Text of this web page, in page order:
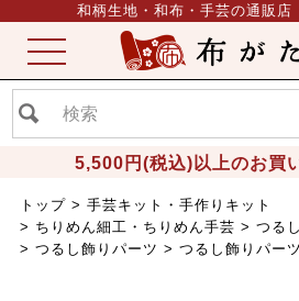
和柄生地・和布・手芸の通販店
5,500円(税込)以上のお買
ME
NU
トップ
手芸キット・手作りキット
ちりめん細工・ちりめん手芸
つる
つるし飾りパーツ
つるし飾りパー